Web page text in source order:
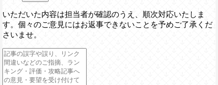
いただいた内容は担当者が確認のうえ、順次対応いたしま
す。個々のご意見にはお返事できないことを予めご了承くだ
さいませ。